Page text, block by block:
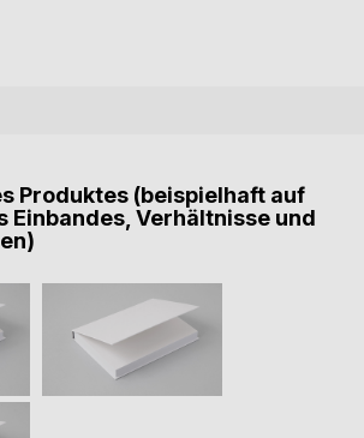
Produktes (beispielhaft auf
Einbandes, Verhältnisse und